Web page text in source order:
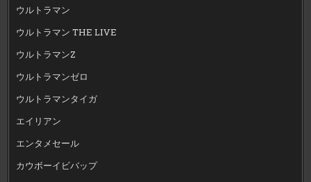
ウルトラマン
ウルトラマン THE LIVE
ウルトラマンZ
ウルトラマンゼロ
ウルトラマンタイガ
エイリアン
エンタメセール
カウボーイビバップ